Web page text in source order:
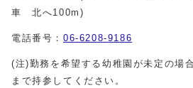
車 北へ100m)
電話番号： 06-6208-9186
(注)勤務を希望する幼稚園が未定の場
まで持参してください。